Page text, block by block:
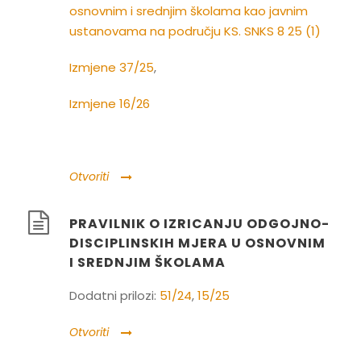
osnovnim i srednjim školama kao javnim
ustanovama na području KS. SNKS 8 25 (1)
Izmjene 37/25,
Izmjene 16/26
Otvoriti
PRAVILNIK O IZRICANJU ODGOJNO-
DISCIPLINSKIH MJERA U OSNOVNIM
I SREDNJIM ŠKOLAMA
Dodatni prilozi: 51/24,15/25
Otvoriti